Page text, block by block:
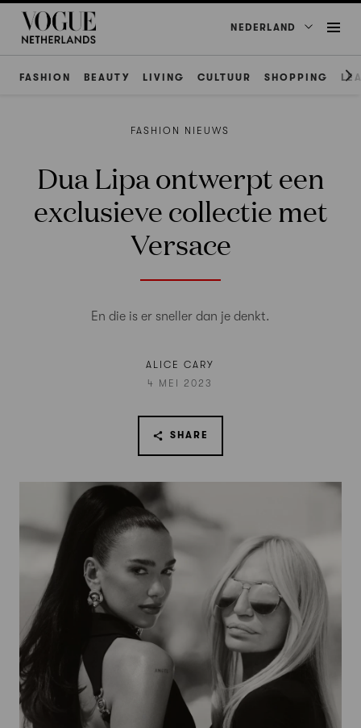
NEDERLAND
FASHION BEAUTY LIVING CULTUUR SHOPPING
FASHION NIEUWS
Dua Lipa ontwerpt een
exclusieve collectie met
Versace
En die is er sneller dan je denkt.
ALICE CARY
4 MEI 2023
SHARE